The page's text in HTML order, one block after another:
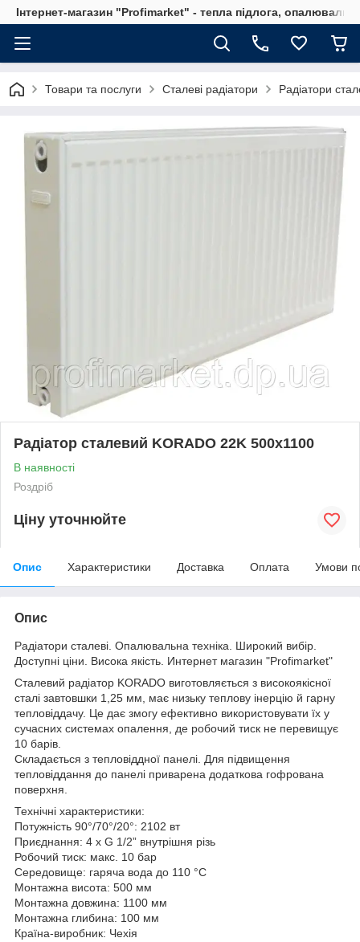
Інтернет-магазин "Profimarket" - тепла підлога,
Товари та послуги Сталеві радіатори Радіатори
Радіатор сталевий KORADO 22K 500x1100
В наявності
Роздріб
Ціну уточнюйте
Опис Характеристики Доставка Оплата Умови
Опис
Радіатори сталеві. Опалювальна техніка. Широкий вибір.
Доступні ціни. Висока якість. Интернет магазин "Profimarket"
Сталевий радіатор KORADO виготовляється з високоякісної
сталі завтовшки 1,25 мм, має низьку теплову інерцію й гарну
тепловіддачу. Це дає змогу ефективно використовувати їх у
сучасних системах опалення, де робочий тиск не перевищує
10 барів.
Складається з тепловіддної панелі. Для підвищення
тепловіддання до панелі приварена додаткова гофрована
поверхня.
Технічні характеристики:
Потужність 90°/70°/20°: 2102 вт
Приєднання: 4 x G 1/2” внутрішня різь
Робочий тиск: макс. 10 бар
Середовище: гаряча вода до 110 °C
Монтажна висота: 500 мм
Монтажна довжина: 1100 мм
Монтажна глибина: 100 мм
Країна-виробник: Чехія